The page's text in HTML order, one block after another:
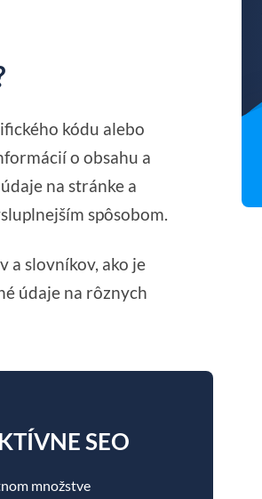
kódu alebo
o obsahu a
na stránke a
spôsobom.
a slovníkov, ako je
údaje na rôznych
SEO
množstve